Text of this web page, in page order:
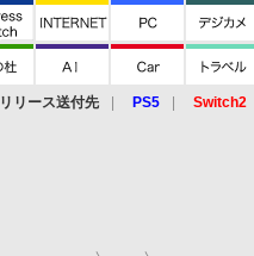
リリース送付先 PS5 Switch2